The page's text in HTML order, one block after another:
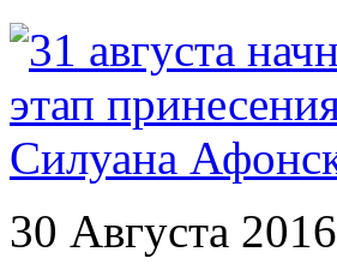
30 Августа 2016